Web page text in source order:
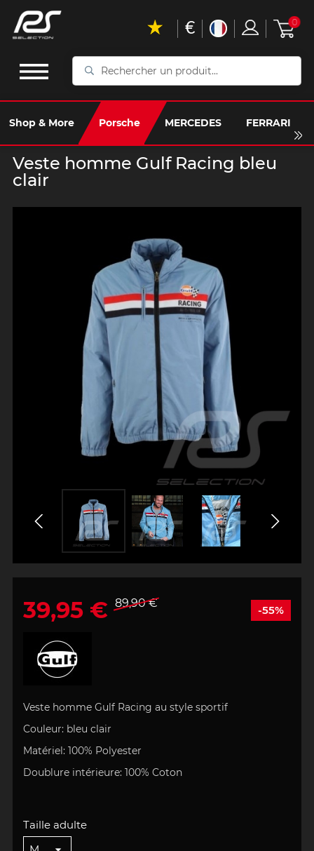
Rechercher
produit...
Shop & More Porsche MERCEDES FERRARI
€ 0
Veste homme Gulf Racing bleu
clair
39,95 € 89,90 € -55%
Veste homme Gulf Racing au style sportif
Couleur: bleu clair
Matériel: 100% Polyester
Doublure intérieure: 100% Coton
Taille adulte